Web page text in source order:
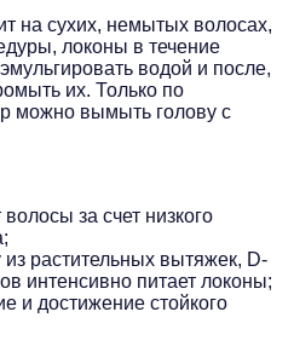
на сухих, немытых волосах,
локоны в течение
водой и после,
их. Только по
можно вымыть голову с
за счет низкого
из растительных вытяжек, D-
интенсивно питает локоны;
и достижение стойкого